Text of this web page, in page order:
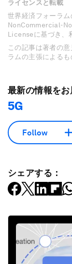
ライセンスと転載
世界経済フォーラ
NonCommercial-
Licenseに基づき、
この記事は著者の
ラムの主張によるも
最新の情報をお
5G
Follow
シェアする：